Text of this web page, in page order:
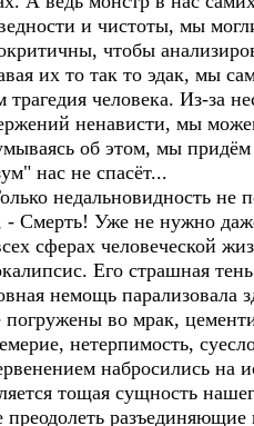
и чистоты, мы
чтобы
их то так то эдак, мы
трагедия человека. Из-за
ненависти, мы
об этом, мы
нас не спасёт...
недальновидность не
- Смерть! Уже не нужно
сферах человеческой
Его страшная
немощь парализовала
во мрак,
нетерпимость,
набросились на
тощая сущность
преодолеть разъединяющие